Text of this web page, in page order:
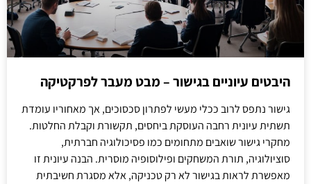
היבטים עיוניים בגישור – מבט מעבר לפרקטיקה
גישור נתפס לרוב ככלי מעשי לפתרון סכסוכים, אך מאחוריו עומדת
תשתית עיונית רחבה העוסקת ביחסים, תקשורת וקבלת החלטות.
מחקרי גישור שואבים מתחומים כמו פסיכולוגיה חברתית,
סוציולוגיה, תורת המשחקים ופילוסופיה מוסרית. הבנה עיונית זו
מאפשרת לראות בגישור לא רק טכניקה, אלא מסגרת חשיבתית